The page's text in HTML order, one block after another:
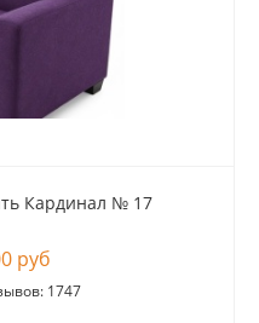
Кардинал № 17
руб
1747